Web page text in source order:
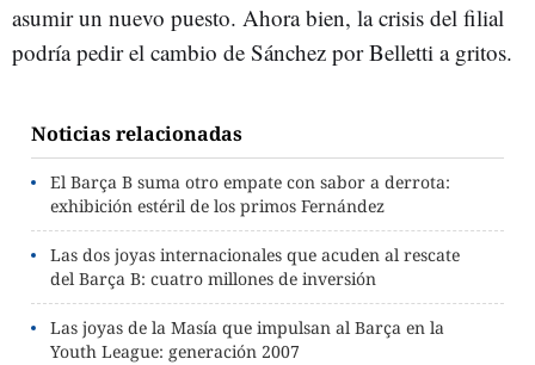
asumir un nuevo puesto. Ahora bien, la crisis del filial
podría pedir el cambio de Sánchez por Belletti a gritos.
Noticias relacionadas
El Barça B suma otro empate con sabor a derrota:
exhibición estéril de los primos Fernández
Las dos joyas internacionales que acuden al rescate
del Barça B: cuatro millones de inversión
Las joyas de la Masía que impulsan al Barça en la
Youth League: generación 2007